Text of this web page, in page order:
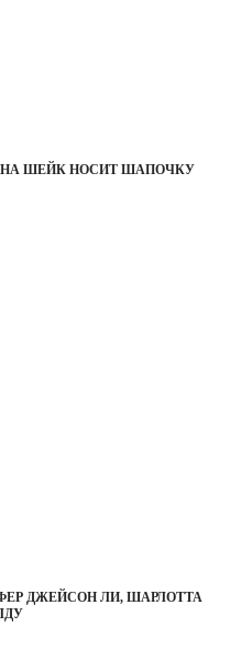
ШЕЙК НОСИТ ШАПОЧКУ
ДЖЕЙСОН ЛИ, ШАРЛОТТА